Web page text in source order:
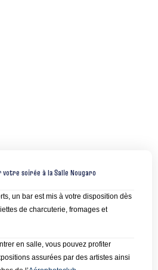
soirée à la Salle Nougaro
un bar est mis à votre disposition dès
de charcuterie, fromages et
en salle, vous pouvez profiter
assurées par des artistes ainsi